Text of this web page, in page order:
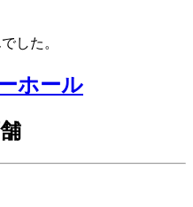
した。
ホール